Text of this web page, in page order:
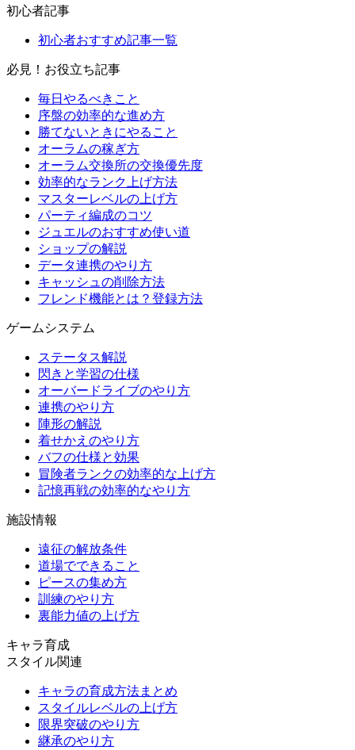
初心者記事
初心者おすすめ記事一覧
必見！お役立ち記事
毎日やるべきこと
序盤の効率的な進め方
勝てないときにやること
オーラムの稼ぎ方
オーラム交換所の交換優先度
効率的なランク上げ方法
マスターレベルの上げ方
パーティ編成のコツ
ジュエルのおすすめ使い道
ショップの解説
データ連携のやり方
キャッシュの削除方法
フレンド機能とは？登録方法
ゲームシステム
ステータス解説
閃きと学習の仕様
オーバードライブのやり方
連携のやり方
陣形の解説
着せかえのやり方
バフの仕様と効果
冒険者ランクの効率的な上げ方
記憶再戦の効率的なやり方
施設情報
遠征の解放条件
道場でできること
ピースの集め方
訓練のやり方
裏能力値の上げ方
キャラ育成
スタイル関連
キャラの育成方法まとめ
スタイルレベルの上げ方
限界突破のやり方
継承のやり方